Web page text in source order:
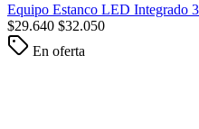
Equipo Estanco LED Integrado
$29.640 $32.050
En oferta